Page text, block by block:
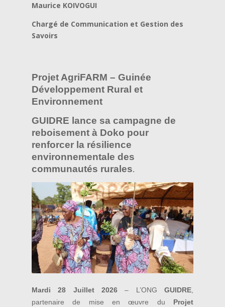
Maurice KOIVOGUI
Chargé de Communication et Gestion des
Savoirs
Projet AgriFARM – Guinée
Développement Rural et
Environnement
GUIDRE lance sa campagne de
reboisement à Doko pour
renforcer la résilience
environnementale des
communautés rurales.
Mardi 28 Juillet 2026 – L’ONG GUIDRE,
partenaire de mise en œuvre du Projet